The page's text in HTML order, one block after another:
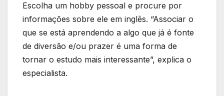
Escolha um hobby pessoal e procure por
informações sobre ele em inglês. “Associar o
que se está aprendendo a algo que já é fonte
de diversão e/ou prazer é uma forma de
tornar o estudo mais interessante”, explica o
especialista.